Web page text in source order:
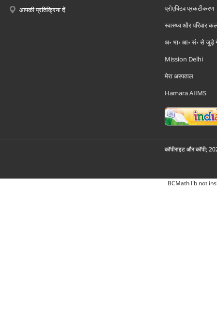
आपकी प्रतिक्रिया दें
प्रोएक्टिव प्रकटीकरण
स्वास्थ्य और परिवार
अ॰ भा॰ आ॰ सं॰ से जुड़े
Mission Delhi
मेरा अस्पताल
Hamara AIIMS
कॉपीराइट और कॉपी;
BCMath lib not